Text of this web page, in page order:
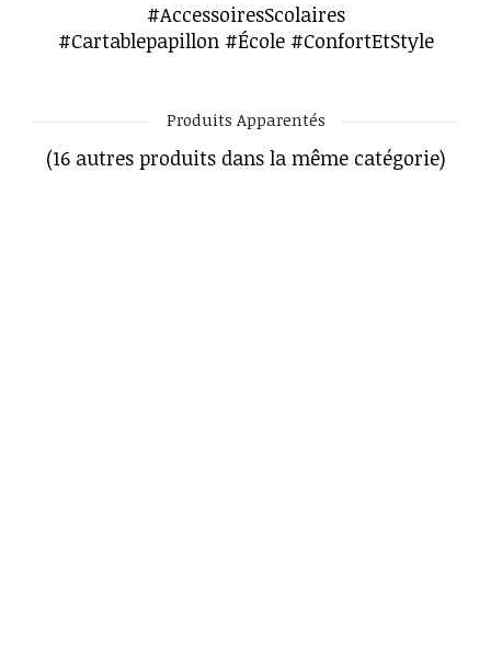
#AccessoiresScolaires
#Cartablepapillon #École #ConfortEtStyle
Produits Apparentés
(16 autres produits dans la même catégorie)